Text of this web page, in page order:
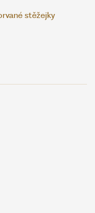
stěžejky